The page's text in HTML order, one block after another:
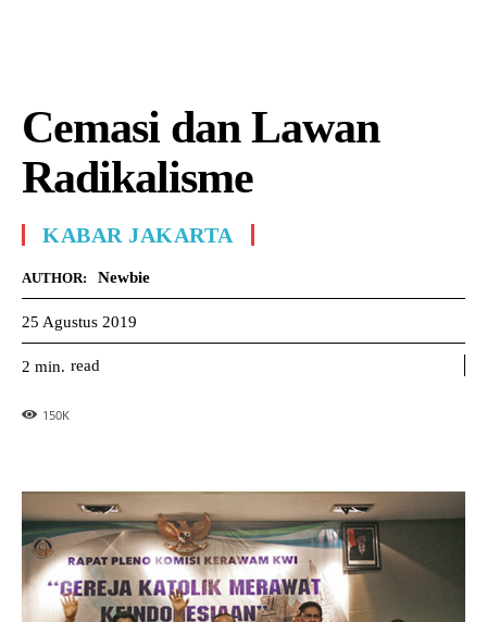
Cemasi dan Lawan
Radikalisme
KABAR JAKARTA
AUTHOR: Newbie
25 Agustus 2019
2 min. read
150K